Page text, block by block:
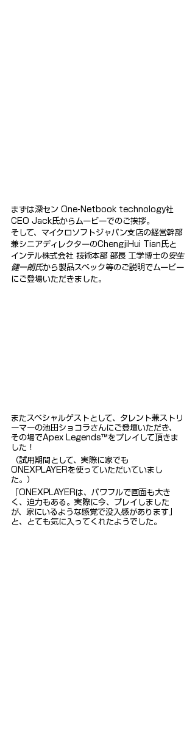
まずは深セン One-Netbook technology社
CEO Jack氏からムービーでのご挨拶。
そして、マイクロソフトジャパン支店の経営幹部
兼シニアディレクターのChengjiHui Tian氏と
インテル株式会社 技術本部 部長 工学博士の安生
健一朗氏から製品スペック等のご説明でムービー
にご登場いただきました。
またスペシャルゲストとして、タレント兼ストリ
ーマーの池田ショコラさんにご登壇いただき、
その場でApex Legends™をプレイして頂きま
した！
（試用期間として、実際に家でも
ONEXPLAYERを使っていただいていまし
た。）
「ONEXPLAYERは、パワフルで画面も大き
く、迫力もある。実際に今、プレイしました
が、家にいるような感覚で没入感があります」
と、とても気に入ってくれたようでした。